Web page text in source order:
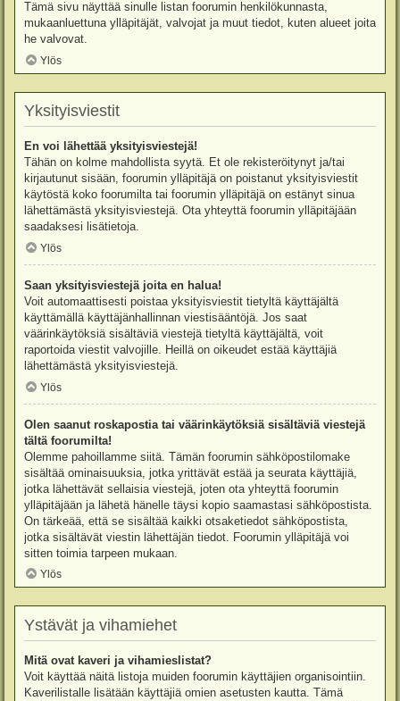
Tämä sivu näyttää sinulle listan foorumin henkilökunnasta,
mukaanluettuna ylläpitäjät, valvojat ja muut tiedot, kuten alueet joita
he valvovat.
Ylös
Yksityisviestit
En voi lähettää yksityisviestejä!
Tähän on kolme mahdollista syytä. Et ole rekisteröitynyt ja/tai
kirjautunut sisään, foorumin ylläpitäjä on poistanut yksityisviestit
käytöstä koko foorumilta tai foorumin ylläpitäjä on estänyt sinua
lähettämästä yksityisviestejä. Ota yhteyttä foorumin ylläpitäjään
saadaksesi lisätietoja.
Ylös
Saan yksityisviestejä joita en halua!
Voit automaattisesti poistaa yksityisviestit tietyltä käyttäjältä
käyttämällä käyttäjänhallinnan viestisääntöjä. Jos saat
väärinkäytöksiä sisältäviä viestejä tietyltä käyttäjältä, voit
raportoida viestit valvojille. Heillä on oikeudet estää käyttäjiä
lähettämästä yksityisviestejä.
Ylös
Olen saanut roskapostia tai väärinkäytöksiä sisältäviä viestejä
tältä foorumilta!
Olemme pahoillamme siitä. Tämän foorumin sähköpostilomake
sisältää ominaisuuksia, jotka yrittävät estää ja seurata käyttäjiä,
jotka lähettävät sellaisia viestejä, joten ota yhteyttä foorumin
ylläpitäjään ja lähetä hänelle täysi kopio saamastasi sähköpostista.
On tärkeää, että se sisältää kaikki otsaketiedot sähköpostista,
jotka sisältävät viestin lähettäjän tiedot. Foorumin ylläpitäjä voi
sitten toimia tarpeen mukaan.
Ylös
Ystävät ja vihamiehet
Mitä ovat kaveri ja vihamieslistat?
Voit käyttää näitä listoja muiden foorumin käyttäjien organisointiin.
Kaverilistalle lisätään käyttäjiä omien asetusten kautta. Tämä